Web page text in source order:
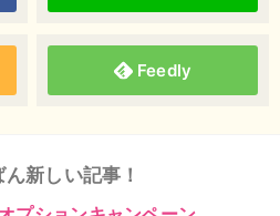
Feedly
新しい記事！